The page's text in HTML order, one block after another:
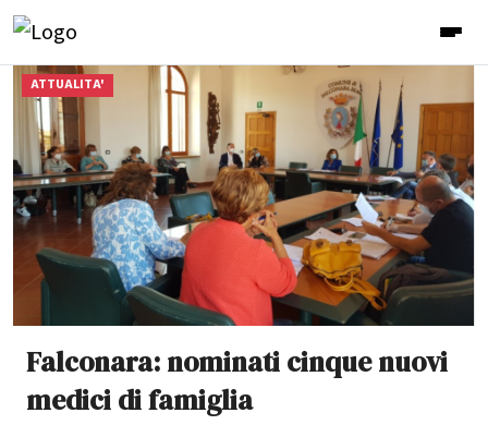
ATTUALITA'
Falconara: nominati cinque nuovi
medici di famiglia